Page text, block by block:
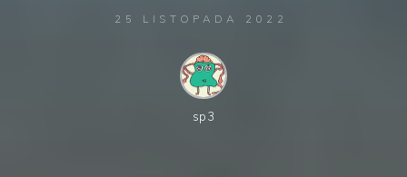
25 LISTOPADA 2022
sp3